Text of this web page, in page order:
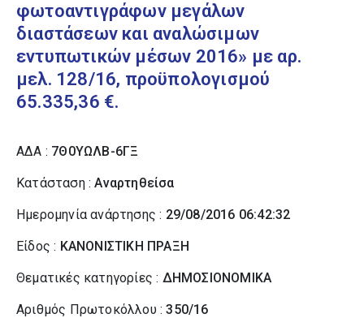
φωτοαντιγράφων μεγάλων
διαστάσεων και αναλώσιμων
εντυπωτικών μέσων 2016» με αρ.
μελ. 128/16, προϋπολογισμού
65.335,36 €.
ΑΔΑ : 7Θ0ΥΩΛΒ-6ΓΞ
Κατάσταση :Αναρτηθείσα
Ημερομηνία ανάρτησης : 29/08/2016 06:42:32
Είδος : ΚΑΝΟΝΙΣΤΙΚΗ ΠΡΑΞΗ
Θεματικές κατηγορίες : ΔΗΜΟΣΙΟΝΟΜΙΚΑ
Αριθμός Πρωτοκόλλου :350/16